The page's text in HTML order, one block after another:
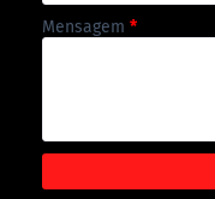
Mensagem *